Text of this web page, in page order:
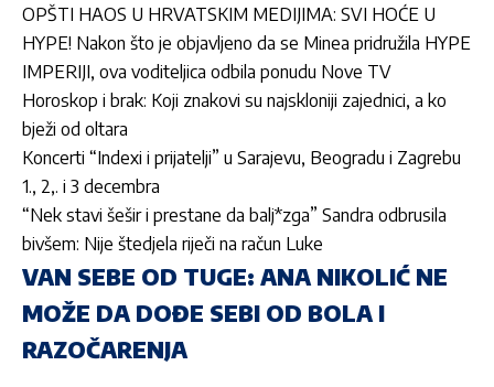
OPŠTI HAOS U HRVATSKIM MEDIJIMA: SVI HOĆE U
HYPE! Nakon što je objavljeno da se Minea pridružila HYPE
IMPERIJI, ova voditeljica odbila ponudu Nove TV
Horoskop i brak: Koji znakovi su najskloniji zajednici, a ko
bježi od oltara
Koncerti “Indexi i prijatelji” u Sarajevu, Beogradu i Zagrebu
1., 2,. i 3 decembra
“Nek stavi šešir i prestane da balj*zga” Sandra odbrusila
bivšem: Nije štedjela riječi na račun Luke
VAN SEBE OD TUGE: ANA NIKOLIĆ NE
MOŽE DA DOĐE SEBI OD BOLA I
RAZOČARENJA